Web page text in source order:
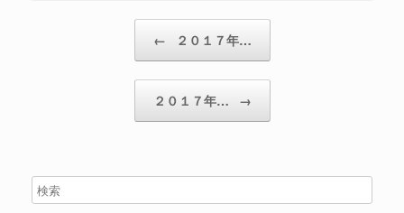
← ２０１７年…
２０１７年… →